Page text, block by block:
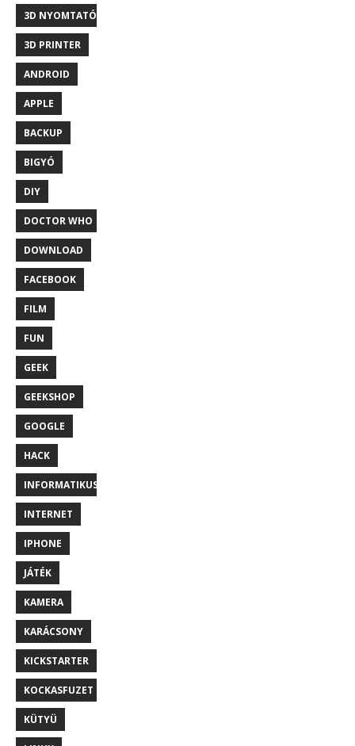
3D NYOMTATÓ
3D PRINTER
ANDROID
APPLE
BACKUP
BIGYÓ
DIY
DOCTOR WHO
DOWNLOAD
FACEBOOK
FILM
FUN
GEEK
GEEKSHOP
GOOGLE
HACK
INFORMATIKUS
INTERNET
IPHONE
JÁTÉK
KAMERA
KARÁCSONY
KICKSTARTER
KOCKASFUZET
KÜTYÜ